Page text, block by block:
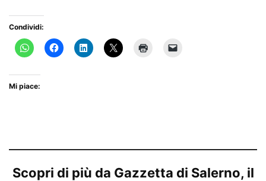
Condividi:
Mi piace:
Scopri di più da Gazzetta di Salerno, il